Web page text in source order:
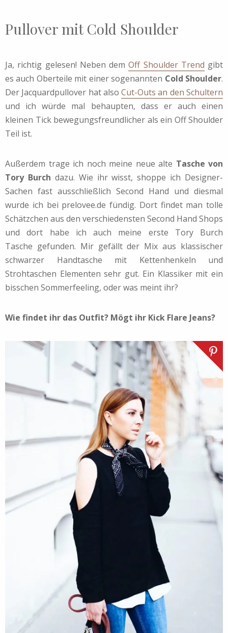
Pullover mit Cold Shoulder
Ja, richtig gelesen! Neben demOff Shoulder Trend gibt
es auch Oberteile mit einer sogenannten Cold Shoulder.
Der Jacquardpullover hat alsoCut-Outs an den Schultern
und ich würde mal behaupten, dass er auch einen
kleinen Tick bewegungsfreundlicher als ein Off Shoulder
Teil ist.
Außerdem trage ich noch meine neue alte Tasche von
Tory Burch dazu. Wie ihr wisst, shoppe ich Designer-
Sachen fast ausschließlich Second Hand und diesmal
wurde ich bei prelovee.de fündig. Dort findet man tolle
Schätzchen aus den verschiedensten Second Hand Shops
und dort habe ich auch meine erste Tory Burch
Tasche gefunden. Mir gefällt der Mix aus klassischer
schwarzer Handtasche mit Kettenhenkeln und
Strohtaschen Elementen sehr gut. Ein Klassiker mit ein
bisschen Sommerfeeling, oder was meint ihr?
Wie findet ihr das Outfit? Mögt ihr Kick Flare Jeans?